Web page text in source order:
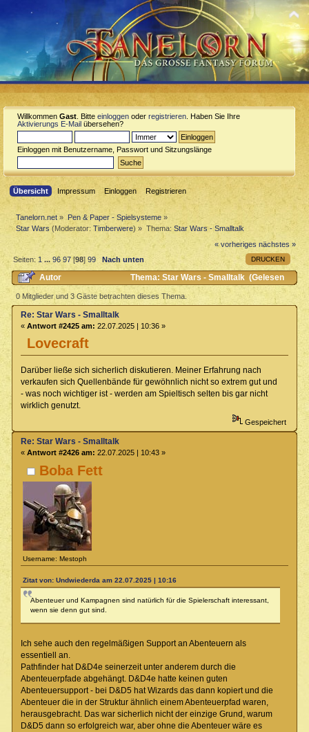
Willkommen Gast . Bitte einloggen oder registrieren . Haben Sie Ihre
Aktivierungs E-Mail übersehen?
Einloggen mit Benutzername, Passwort und Sitzungslänge
Übersicht Impressum Einloggen Registrieren
Tanelorn.net » Pen & Paper - Spielsysteme»
Star Wars (Moderator:Timberwere) » Thema: Star Wars - Smalltalk
« vorheriges nächstes »
DRUCKEN
Seiten:1 ...96 97[98]99 Nach unten
Autor
Thema: Star Wars - Smalltalk (Gelesen
437797 mal)
0 Mitglieder und 3 Gäste betrachten dieses Thema.
Lovecraft
Re: Star Wars - Smalltalk
« Antwort #2425 am: 22.07.2025 | 10:36 »
Darüber ließe sich sicherlich diskutieren. Meiner Erfahrung nach
verkaufen sich Quellenbände für gewöhnlich nicht so extrem gut und
- was noch wichtiger ist - werden am Spieltisch selten bis gar nicht
wirklich genutzt.
Gespeichert
Boba Fett
Username: Mestoph
Re: Star Wars - Smalltalk
« Antwort #2426 am: 22.07.2025 | 10:43 »
Zitat von: Undwiederda am 22.07.2025 | 10:16
Abenteuer und Kampagnen sind natürlich für die Spielerschaft interessant,
wenn sie denn gut sind.
Ich sehe auch den regelmäßigen Support an Abenteuern als
essentiell an.
Pathfinder hat D&D4e seinerzeit unter anderem durch die
Abenteuerpfade abgehängt. D&D4e hatte keinen guten
Abenteuersupport - bei D&D5 hat Wizards das dann kopiert und die
Abenteuer die in der Struktur ähnlich einem Abenteuerpfad waren,
herausgebracht. Das war sicherlich nicht der einzige Grund, warum
D&D5 dann so erfolgreich war, aber ohne die Abenteuer wäre es